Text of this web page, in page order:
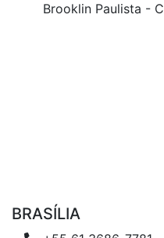
Brooklin Paulista -
BRASÍLIA